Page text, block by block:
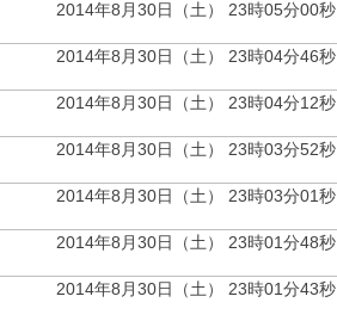
2014年8月30日（土） 23時05分00秒
2014年8月30日（土） 23時04分46秒
2014年8月30日（土） 23時04分12秒
2014年8月30日（土） 23時03分52秒
2014年8月30日（土） 23時03分01秒
2014年8月30日（土） 23時01分48秒
2014年8月30日（土） 23時01分43秒